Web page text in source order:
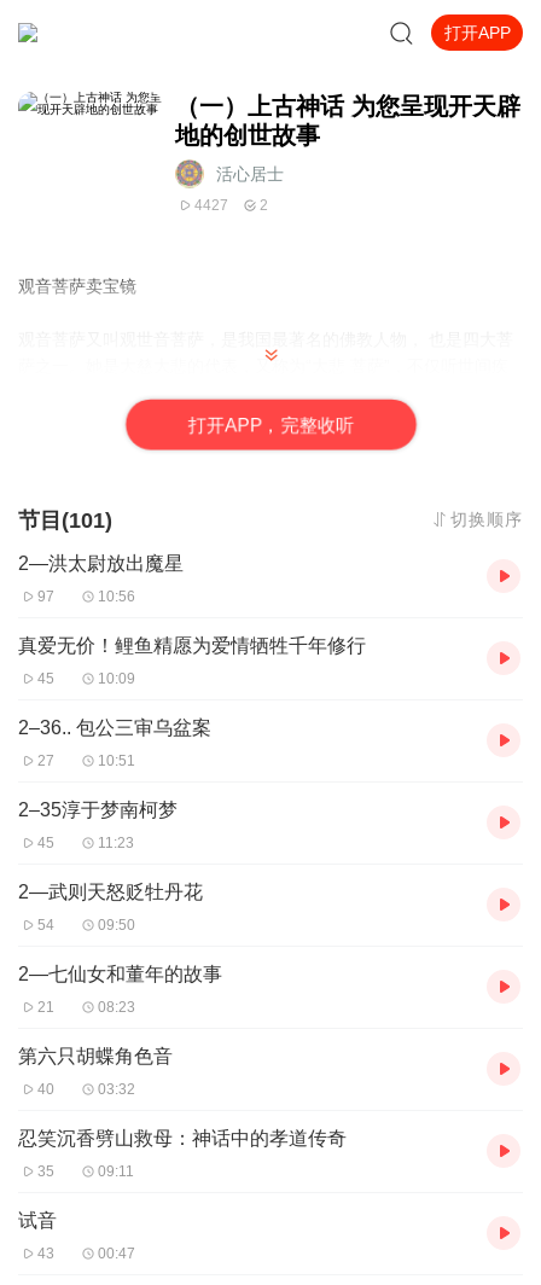
打开APP
（一）上古神话 为您呈现开天辟
地的创世故事
活心居士
4427 2
观音菩萨卖宝镜
萨之一。她是大慈大悲的代表，又称为“大悲 菩萨”，不仅听世间疾
传说有一天，观音菩萨就化作一个村妇的模样，手拿一面青铜 宝
镜， 在洛阳街头叫卖。街上有不少人上前询问宝镜的价格，菩萨
外三层。这时， 有人大声问道：“你说这个镜子是稀世珍宝，那 它
到底有什么神奇之处呢？怕不是骗我们呢吧？”
菩萨解释道：“这是一面宝镜， 一能照见人心的善恶，二能照出 过
去的一切。就凭这两点就值一千两银子。”
有一个人不相信，就问：“我不信，如果真是这样，能否让我照 来试
一试？ ”
菩萨说道：“当然可以， 但是借我的镜子照一次，要付三文钱。”
这里，那个人马上掏出三文钱递给菩萨。菩萨一边将宝镜交给 他，
一边说：“照我的镜子时一定要专心致志，才能看到神奇之处。” 那
大约一袋烟的时间，那个人果真从镜子中看见了一幅幅画面， 都是
自己以前的所作所为。最后，他看见自己死后坠入畜生道， 来 生投
观的那些人觉得很惊异，因为他们什么也没有看见。
观音菩萨从那人手中取回镜子， 问道：“三文钱照一次这镜子， 值
那人已经吓得面如土色， 连声说：“值得！值得！”
周围的人听他这么一说，都纷纷要照镜子，想知道是怎么回事。
就这样，集市上排起了长队。先后共有 3000 人照了镜子。照过之
高采 烈。
等到这 3000 个人都照完了镜子，天已经黑了。村妇将宝镜放回 匣
是观音菩萨。众人这才明白，原来是观音菩萨下凡，来点化世人
打开APP，完整收听
节目(101) 切换顺序
2—洪太尉放出魔星
97 10:56
真爱无价！鲤鱼精愿为爱情牺牲千年修行
45 10:09
2–36.. 包公三审乌盆案
27 10:51
2–35淳于梦南柯梦
45 11:23
2—武则天怒贬牡丹花
54 09:50
2—七仙女和董年的故事
21 08:23
第六只胡蝶角色音
40 03:32
忍笑沉香劈山救母：神话中的孝道传奇
35 09:11
试音
43 00:47